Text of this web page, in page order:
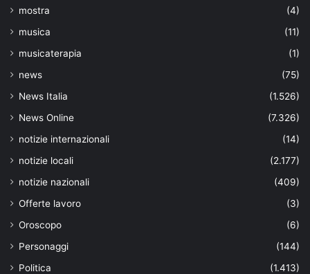
mostra
(4)
musica
(11)
musicaterapia
(1)
news
(75)
News Italia
(1.526)
News Online
(7.326)
notizie internazionali
(14)
notizie locali
(2.177)
notizie nazionali
(409)
Offerte lavoro
(3)
Oroscopo
(6)
Personaggi
(144)
Politica
(1.413)